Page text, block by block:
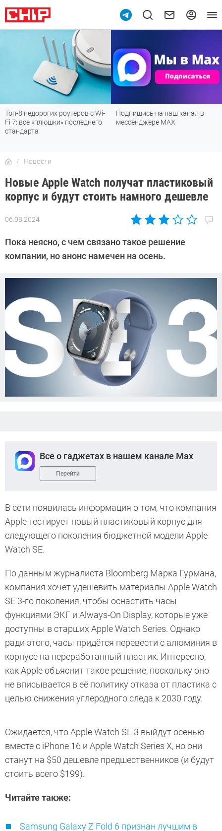
Подпишись на наш канал в
мессенджере МАХ
Рейтинг телевизоров 2026:
лучшие модели для гостиной,
Новости
Новые Apple Watch получат пластиковый
корпус и будут стоить намного дешевле
06.08.2024
Автор:
Довлатова
Пока неясно, с чем связано такое решение
компании, но анонс намечен на осень.
Все о гаджетах в нашем канале Max
Перейти
В сети появилась информация о том, что компания
Apple тестирует новый пластиковый корпус для
следующего поколения бюджетной модели Apple
Watch SE.
По данным журналиста Bloomberg Марка Гурмана,
компания хочет удешевить материалы Apple Watch
SE 3-го поколения, чтобы оснастить часы
функциями ЭКГ и Always-On Display, которые уже
доступны в старших Apple Watch Series. Однако
ради этого, часы придётся перевести с алюминия в
корпусе на переработанный пластик. Интересно,
как Apple объяснит такое решение, поскольку оно
не вписывается в её политику отказа от пластика с
целью снижения углеродного следа к 2030 году.
Ожидается, что Apple Watch SE 3 выйдут осенью
вместе с iPhone 16 и Apple Watch Series X, но они
станут на $50 дешевле предшественников (и будут
стоить всего $199).
Читайте также:
Samsung Galaxy Z Fold 6 признан лучшим в